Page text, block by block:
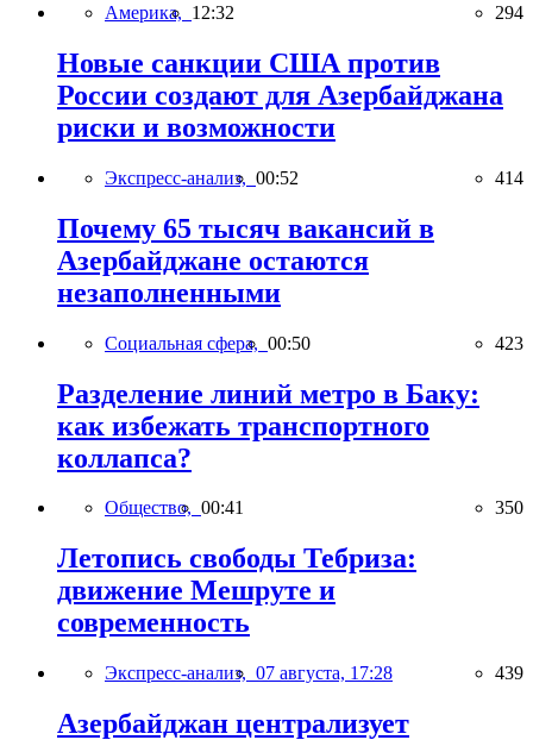
Америка, 12:32 294
Новые санкции США против
России создают для Азербайджана
риски и возможности
Экспресс-анализ, 00:52 414
Почему 65 тысяч вакансий в
Азербайджане остаются
незаполненными
Социальная сфера, 00:50 423
Разделение линий метро в Баку:
как избежать транспортного
коллапса?
Общество, 00:41 350
Летопись свободы Тебриза:
движение Мешруте и
современность
Экспресс-анализ, 07 августа, 17:28 439
Азербайджан централизует